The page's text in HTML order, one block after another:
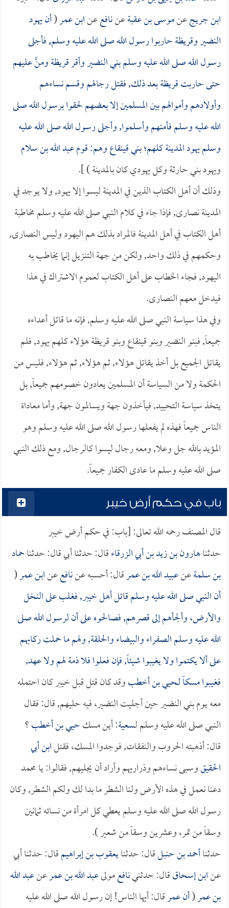
ابن جريجعنموسى بن عقبةعننافععنابن عمر(أن يهود
النضير وقريظة حاربوا رسول الله صلى الله عليه وسلم, فأجلى
رسول الله صلى الله عليه وسلم بني النضير وأقر قريظة ومنَّ عليهم
حتى حاربت قريظة بعد ذلك, فقتل رجالهم وقسم نساءهم
وأولادهم وأموالهم بين المسلمين إلا بعضهم لحقوا برسول الله صلى
الله عليه وسلم فأمنهم وأسلموا, وأجلى رسول الله صلى الله عليه
وسلم يهود المدينة كلهم؛ بني قينقاع وهم: قومعبد الله بن سلام
ويهود بني حارثة وكل يهودي كان بالمدينة ) ].
وذلك أن أهل الكتاب الذين في المدينة ليسوا إلا يهود, ولا يوجد في
المدينة نصارى, فإذا جاء في كلام النبي صلى الله عليه وسلم مخاطبة
أهل الكتاب في أهل المدينة فالمراد بذلك هم اليهود وليس النصارى,
وحكمهم في ذلك واحد, ولكن من جهة التنزيل إنما يخاطب به
اليهود, فجاء الخطاب على أهل الكتاب لعموم الاشتراك في هذا
فيدخل معهم النصارى.
وفي هذا سياسة النبي صلى الله عليه وسلم, فإنه ما قاتل أعداءه
جميعاً, فبنو النضير وبنو قينقاع وبنو قريظة هؤلاء كلهم يهود, فلم
يقاتل الجميع بل أخذ يقاتل هؤلاء, ثم هؤلاء, ثم هؤلاء, فليس من
الحكمة ولا من السياسة أن المسلمين يعادون خصومهم جميعاً, بل
يتخذ سياسة التحييد, فيأخذون جهة ويسالمون جهة, وأما معاداة
الناس جميعاً فهذه لم يفعلها رسول الله صلى الله عليه وسلم وهو
المؤيد بالله جل وعلا, ومعه رجال ليسوا كالرجال, ومع ذلك النبي
صلى الله عليه وسلم ما عادى الكفار جميعاً.
باب في حكم أرض خيبر
قال المصنف رحمه الله تعالى: [باب: في حكم أرض خيبر
حدثناهارون بن زيد بن أبي الزرقاءقال: حدثنا أبي قال: حدثناحماد
بن سلمةعنعبيد الله بن عمرقال: أحسبه عننافععنابن عمر(
أن النبي صلى الله عليه وسلم قاتل أهل خيبر, فغلب على النخل
والأرض، وألجأهم إلى قصرهم, فصالحوه على أن لرسول الله صلى
الله عليه وسلم الصفراء والبيضاء والحلقة, ولهم ما حملت ركابهم
على ألا يكتموا ولا يغيبوا شيئاً, فإن فعلوا فلا ذمة لهم ولا عهد,
فغيبوا مسكاً لـحيي بن أخطبوقد كان قتل قبل خيبر كان احتمله
معه يوم بني النضير حين أجليت النضير، فيه حليهم, قال: فقال
النبي صلى الله عليه وسلم لـسعية: أين مسكحيي بن أخطب؟
قال: أذهبته الحروب والنفقات, فوجدوا المسك، فقتلابن أبي
الحقيقوسبى نساءهم وذراريهم وأراد أن يجليهم, فقالوا: يا محمد
دعنا نعمل في هذه الأرض ولنا الشطر ما بدا لك ولكم الشطر, وكان
رسول الله صلى الله عليه وسلم يعطي كل امرأة من نسائه ثمانين
وسقاً من تمر، وعشرين وسقاً من شعير ).
حدثناأحمد بن حنبلقال: حدثنايعقوب بن إبراهيمقال: حدثنا أبي
عنابن إسحاققال: حدثنينافعمولىعبد الله بن عمرعنعبد الله
بن عمر(أنعمرقال: أيها الناس! إن رسول الله صلى الله عليه